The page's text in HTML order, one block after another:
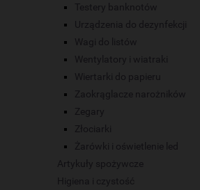
Testery banknotów
Urządzenia do dezynfekcji
Wagi do listów
Wentylatory i wiatraki
Wiertarki do papieru
Zaokrąglacze narożników
Zegary
Złociarki
Żarówki i oświetlenie led
Artykuły spożywcze
Higiena i czystość